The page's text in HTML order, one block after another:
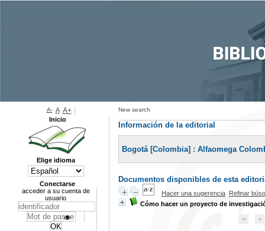
New search
Información de la editorial
Bogotá [Colombia] : Alfaomega
Documentos disponibles de esta
Hacer una sugerencia Refinar
Cómo hacer un proyecto de
A- A A+
Inicio
Elige idioma
Conectarse
acceder a su cuenta de
usuario